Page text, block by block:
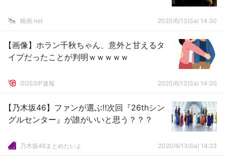
映画.net 2020/6/13(Sa) 14:30
【画像】ホラン千秋ちゃん、意外と甘えるタ
イプだったことが判明ｗｗｗｗｗ
GOSSIP速報 2020/6/13(Sa) 14:30
【乃木坂46】ファンが選ぶ‼次回『26thシン
グルセンター』が誰がいいと思う？？？
乃木坂46まとめたいよ 2020/6/13(Sa) 14:23